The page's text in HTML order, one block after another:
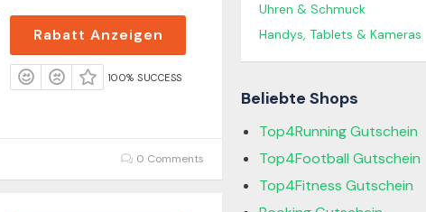
Rabatt Anzeigen
100% SUCCESS
0 Comments
Uhren & Schmuck
Handys, Tablets & Kameras
Beliebte Shops
Top4Running Gutschein
Top4Football Gutschein
Top4Fitness Gutschein